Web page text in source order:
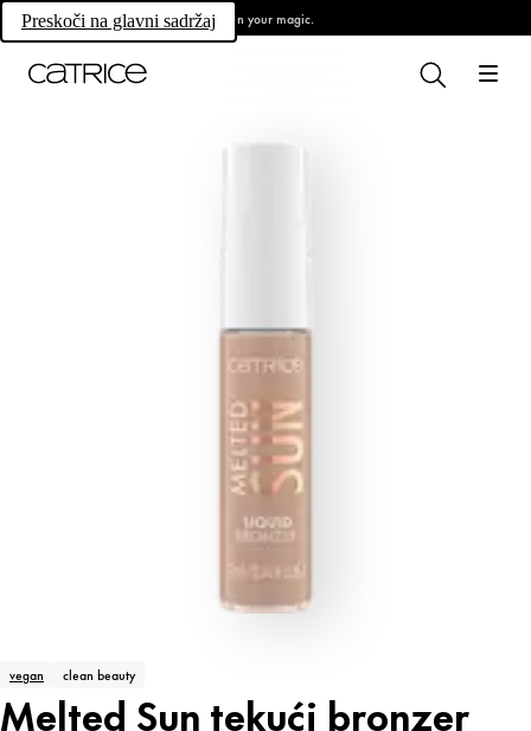
Preskoči na glavni sadržaj Own your magic.
vegan clean beauty
Melted Sun tekući bronzer